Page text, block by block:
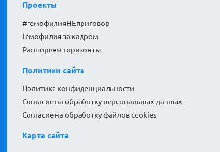
Проекты
#гемофилияНЕприговор
Гемофилия за кадром
Расширяем горизонты
Политики сайта
Политика конфиденциальности
Согласие на обработку персональных данных
Согласие на обработку файлов cookies
Карта сайта